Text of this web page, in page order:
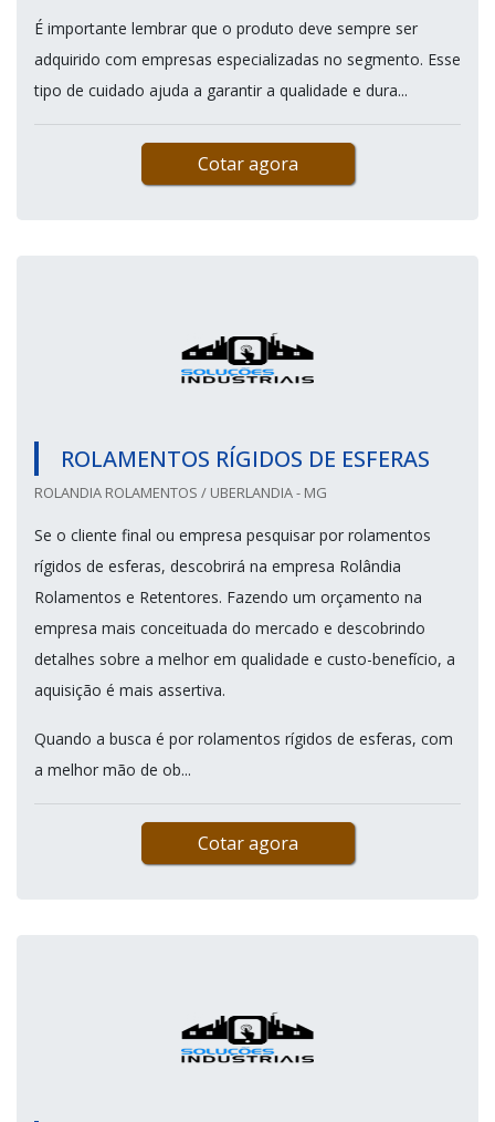
É importante lembrar que o produto deve sempre ser
adquirido com empresas especializadas no segmento. Esse
tipo de cuidado ajuda a garantir a qualidade e dura...
Cotar agora
ROLAMENTOS RÍGIDOS DE ESFERAS
ROLANDIA ROLAMENTOS / UBERLANDIA - MG
Se o cliente final ou empresa pesquisar por rolamentos
rígidos de esferas, descobrirá na empresa Rolândia
Rolamentos e Retentores. Fazendo um orçamento na
empresa mais conceituada do mercado e descobrindo
detalhes sobre a melhor em qualidade e custo-benefício, a
aquisição é mais assertiva.
Quando a busca é por rolamentos rígidos de esferas, com
a melhor mão de ob...
Cotar agora